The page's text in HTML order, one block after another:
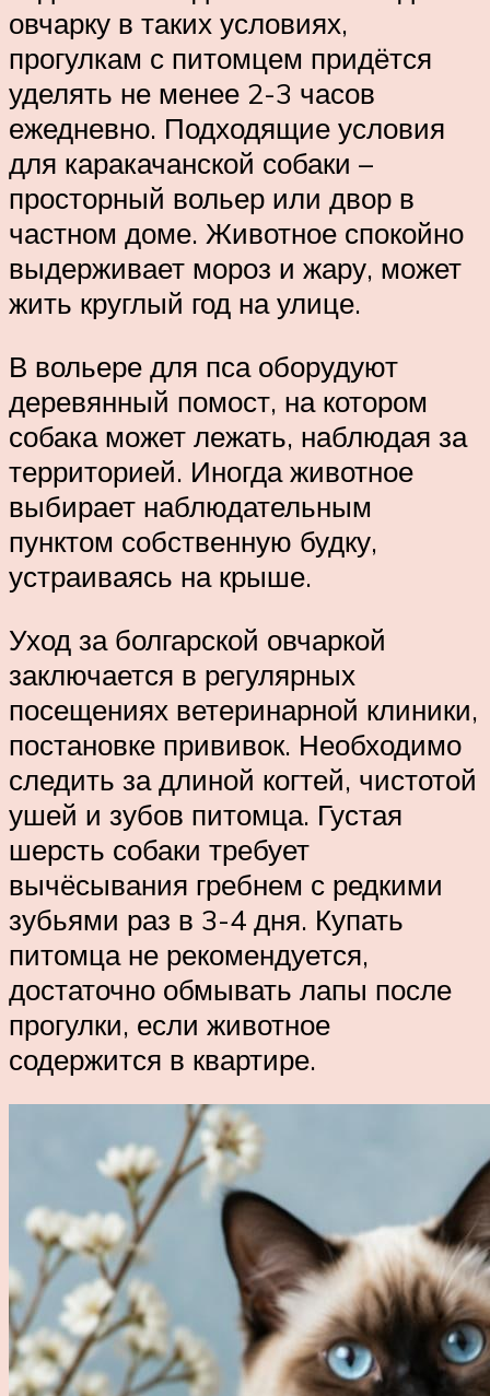
овчарку в таких условиях,
прогулкам с питомцем придётся
уделять не менее 2-3 часов
ежедневно. Подходящие условия
для каракачанской собаки –
просторный вольер или двор в
частном доме. Животное спокойно
выдерживает мороз и жару, может
жить круглый год на улице.
В вольере для пса оборудуют
деревянный помост, на котором
собака может лежать, наблюдая за
территорией. Иногда животное
выбирает наблюдательным
пунктом собственную будку,
устраиваясь на крыше.
Уход за болгарской овчаркой
заключается в регулярных
посещениях ветеринарной клиники,
постановке прививок. Необходимо
следить за длиной когтей, чистотой
ушей и зубов питомца. Густая
шерсть собаки требует
вычёсывания гребнем с редкими
зубьями раз в 3-4 дня. Купать
питомца не рекомендуется,
достаточно обмывать лапы после
прогулки, если животное
содержится в квартире.